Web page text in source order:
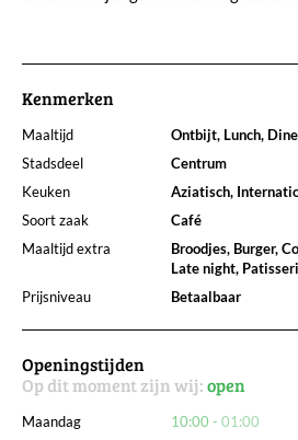
Kenmerken
Maaltijd
Ontbijt, Lunch,
Stadsdeel
Centrum
Keuken
Aziatisch,
Soort zaak
Café
Maaltijd extra
Broodjes, Burger,
Late night,
Prijsniveau
Betaalbaar
Openingstijden
Op dit moment zijn wij:open
Maandag 10:00
01:00